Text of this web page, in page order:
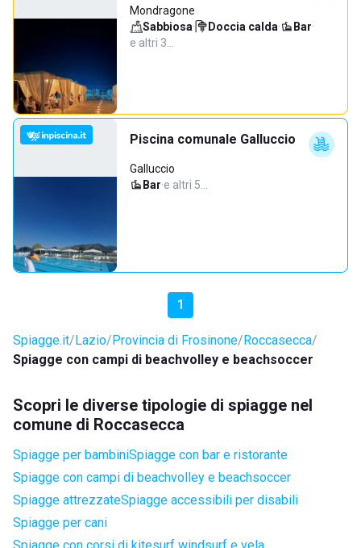
Mondragone
Sabbiosa· Doccia calda· Bar·
e altri 3…
Piscina comunale Galluccio
Galluccio
Bar·e altri 5…
1
Spiagge.it Lazio Provincia di Frosinone Roccasecca
Spiagge con campi di beachvolley e beachsoccer
Scopri le diverse tipologie di spiagge nel
comune di Roccasecca
Spiagge per bambiniSpiagge con bar e ristorante
Spiagge con campi di beachvolley e beachsoccer
Spiagge attrezzateSpiagge accessibili per disabili
Spiagge per cani